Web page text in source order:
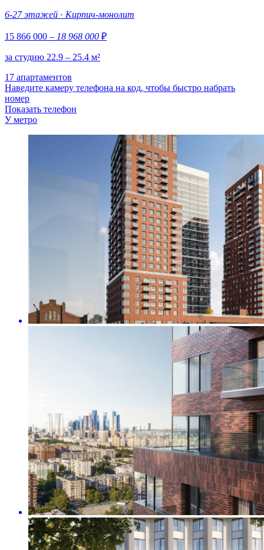
6-27 этажей · Кирпич-монолит
15 866 000 – 18 968 000 ₽
за студию 22.9 – 25.4 м²
17 апартаментов
Наведите камеру телефона на код, чтобы быстро набрать
номер
Показать телефон
У метро